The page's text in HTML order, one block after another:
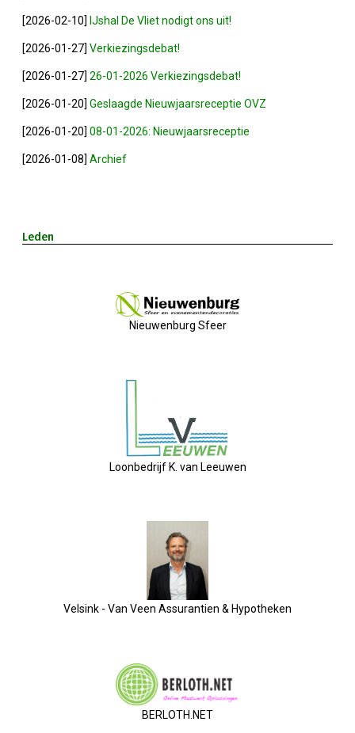
Ledendag 2022: Nieuw Begin
ALV 2022 - Notulen
Oplichters Benaderen OVZ
Privé Adressen
UBO-Register (!!)
Eerste Meet & Greet Druk Bezocht
Save The Date(s)
2026-07-10 OVZ Ledendag
18-09-2026 Bedrijfsbezoek
20-11-2026 Dag Van De Ondernemer
[2026-02-10] IJshal De Vliet nodigt ons uit!
[2026-01-27] Verkiezingsdebat!
[2026-01-27] 26-01-2026 Verkiezingsdebat!
[2026-01-20] Geslaagde Nieuwjaarsreceptie OVZ
[2026-01-20] 08-01-2026: Nieuwjaarsreceptie
[2026-01-08] Archief
Leden
Nieuwenburg Sfeer
Loonbedrijf K. van Leeuwen
Velsink - Van Veen Assurantien & Hypotheken
BERLOTH.NET